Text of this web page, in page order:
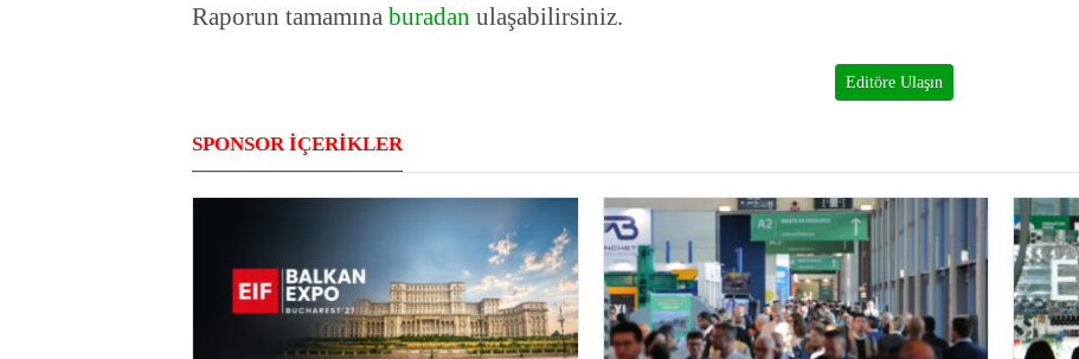
Raporun tamamına buradan ulaşabilirsiniz.
Editöre Ulaşın
SPONSOR İÇERİKLER